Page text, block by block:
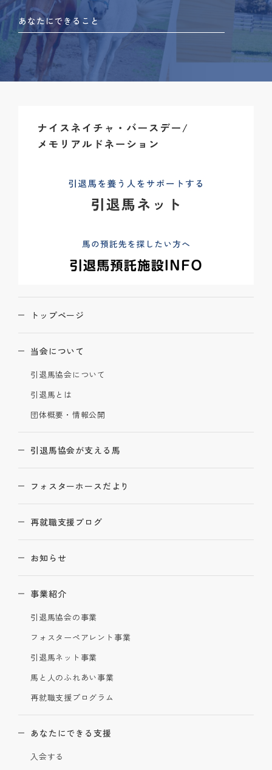
あなたにできること
トップページ
当会について
引退馬協会について
引退馬とは
団体概要・情報公開
引退馬協会が支える馬
フォスターホースだより
再就職支援ブログ
お知らせ
事業紹介
引退馬協会の事業
フォスターペアレント事業
引退馬ネット事業
馬と人のふれあい事業
再就職支援プログラム
あなたにできる支援
入会する